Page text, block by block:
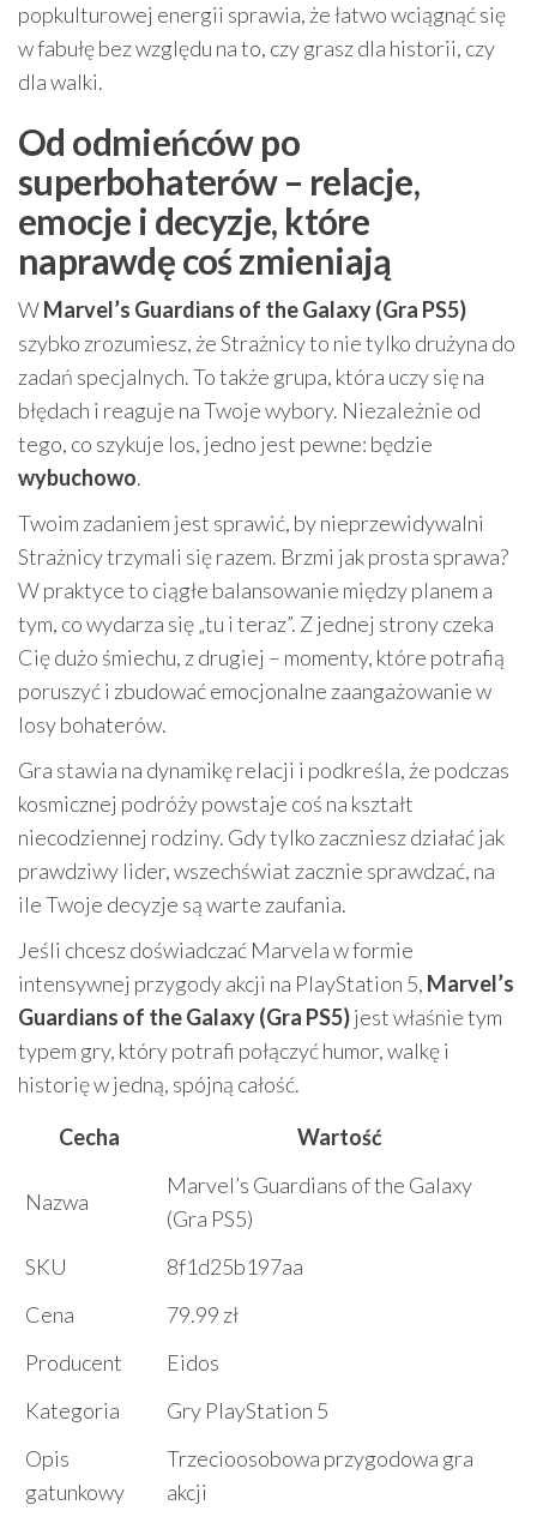
popkulturowej energii sprawia, że łatwo wciągnąć się
w fabułę bez względu na to, czy grasz dla historii, czy
dla walki.
Od odmieńców po
superbohaterów – relacje,
emocje i decyzje, które
naprawdę coś zmieniają
WMarvel’s Guardians of the Galaxy (Gra PS5)
szybko zrozumiesz, że Strażnicy to nie tylko drużyna do
zadań specjalnych. To także grupa, która uczy się na
błędach i reaguje na Twoje wybory. Niezależnie od
tego, co szykuje los, jedno jest pewne: będzie
wybuchowo.
Twoim zadaniem jest sprawić, by nieprzewidywalni
Strażnicy trzymali się razem. Brzmi jak prosta sprawa?
W praktyce to ciągłe balansowanie między planem a
tym, co wydarza się „tu i teraz”. Z jednej strony czeka
Cię dużo śmiechu, z drugiej – momenty, które potrafią
poruszyć i zbudować emocjonalne zaangażowanie w
losy bohaterów.
Gra stawia na dynamikę relacji i podkreśla, że podczas
kosmicznej podróży powstaje coś na kształt
niecodziennej rodziny. Gdy tylko zaczniesz działać jak
prawdziwy lider, wszechświat zacznie sprawdzać, na
ile Twoje decyzje są warte zaufania.
Jeśli chcesz doświadczać Marvela w formie
intensywnej przygody akcji na PlayStation 5, Marvel’s
Guardians of the Galaxy (Gra PS5)jest właśnie tym
typem gry, który potrafi połączyć humor, walkę i
historię w jedną, spójną całość.
Cecha
Wartość
Nazwa
Marvel’s Guardians of the Galaxy
(Gra PS5)
SKU
8f1d25b197aa
Cena
79.99 zł
Producent
Eidos
Kategoria
Gry PlayStation 5
Opis
gatunkowy
Trzecioosobowa przygodowa gra
akcji